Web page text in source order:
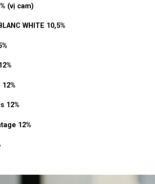
(vị cam)
WHITE 10,5%
12%
12%